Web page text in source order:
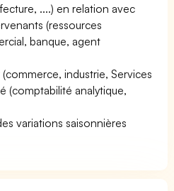
....) en relation avec
(ressources
banque, agent
industrie, Services
(comptabilité analytique,
variations saisonnières